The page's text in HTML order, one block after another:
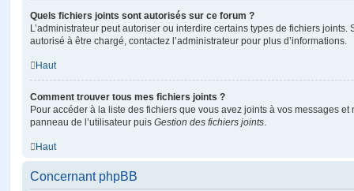
Quels fichiers joints sont autorisés sur ce forum ?
L’administrateur peut autoriser ou interdire certains types de fichiers joints.
autorisé à être chargé, contactez l’administrateur pour plus d’informations.
Haut
Comment trouver tous mes fichiers joints ?
Pour accéder à la liste des fichiers que vous avez joints à vos messages
panneau de l’utilisateur puis Gestion des fichiers joints.
Haut
Concernant phpBB